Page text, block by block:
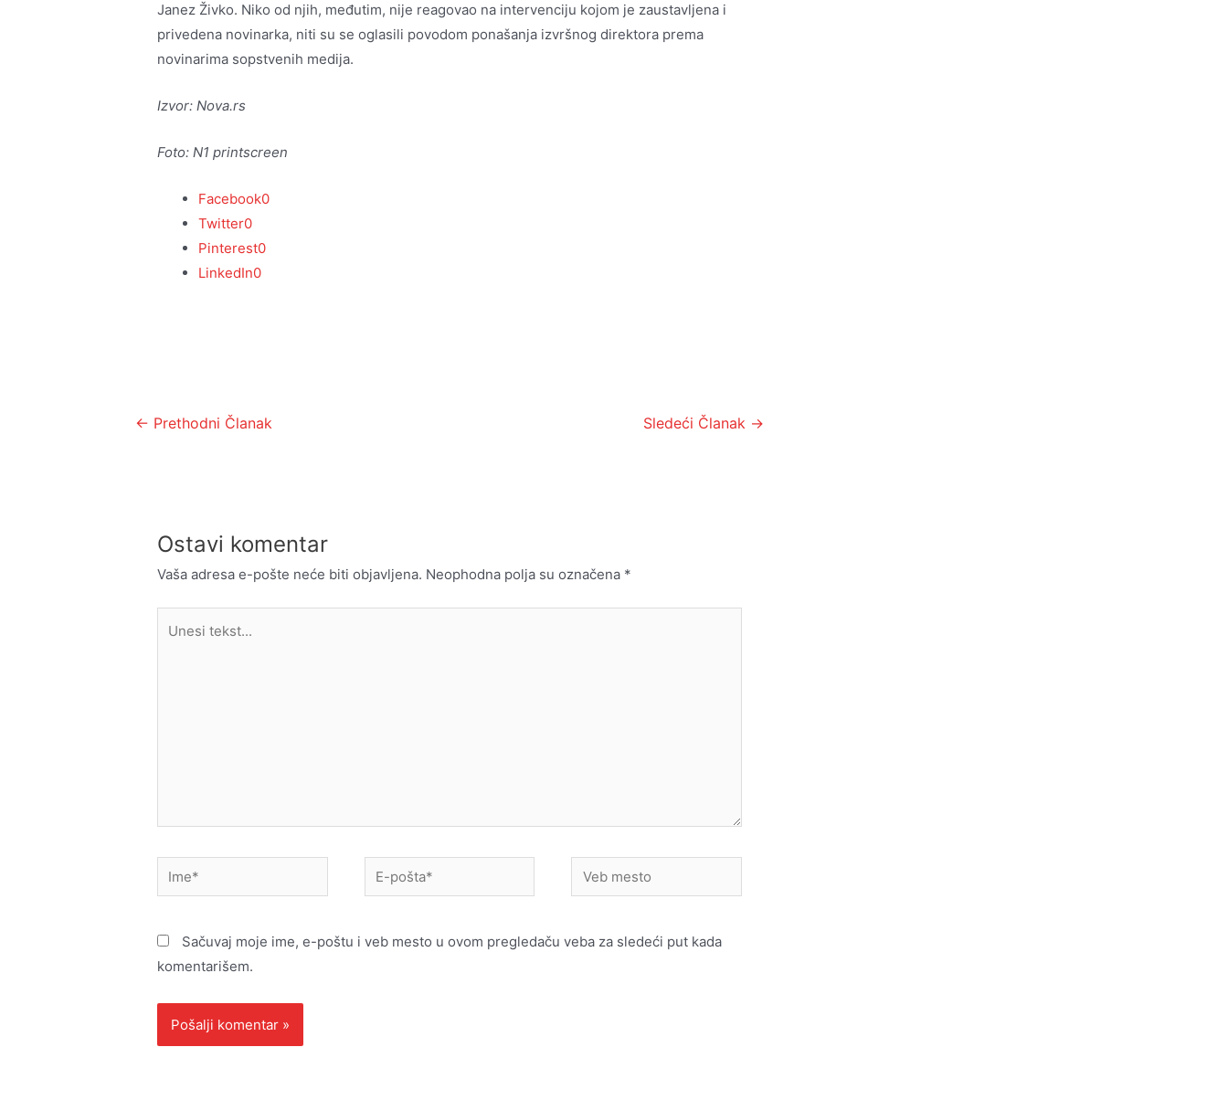
Janez Živko. Niko od njih, međutim, nije reagovao na intervenciju kojom je zaustavljena i
privedena novinarka, niti su se oglasili povodom ponašanja izvršnog direktora prema
novinarima sopstvenih medija.
Izvor: Nova.rs
Foto: N1 printscreen
Facebook0
Twitter0
Pinterest0
LinkedIn0
Kretanje
← Prethodni Članak Sledeći Članak →
Ostavi komentar
Vaša adresa e-pošte neće biti objavljena. Neophodna polja su označena *
Ime*
E-
pošta*
Veb
mesto
Sačuvaj moje ime, e-poštu i veb mesto u ovom pregledaču veba za sledeći put kada
komentarišem.